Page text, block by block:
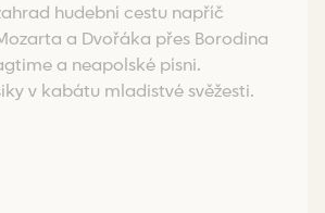
hudební cestu napříč
a Dvořáka přes Borodina
a neapolské písni.
v kabátu mladistvé svěžesti.